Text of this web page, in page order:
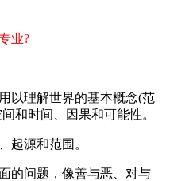
业?
理解世界的基本概念(范
和时间、因果和可能性。
源和范围。
问题，像善与恶、对与